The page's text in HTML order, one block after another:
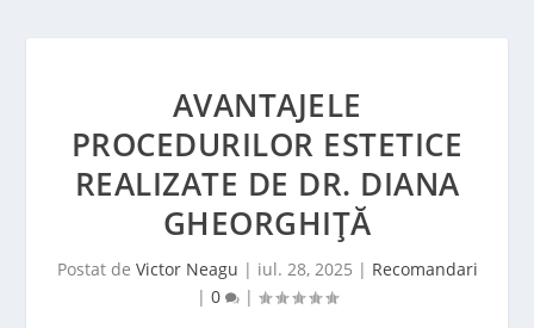
AVANTAJELE
PROCEDURILOR ESTETICE
REALIZATE DE DR. DIANA
GHEORGHIȚĂ
Postat de Victor Neagu | iul. 28, 2025 | Recomandari
| 0 |